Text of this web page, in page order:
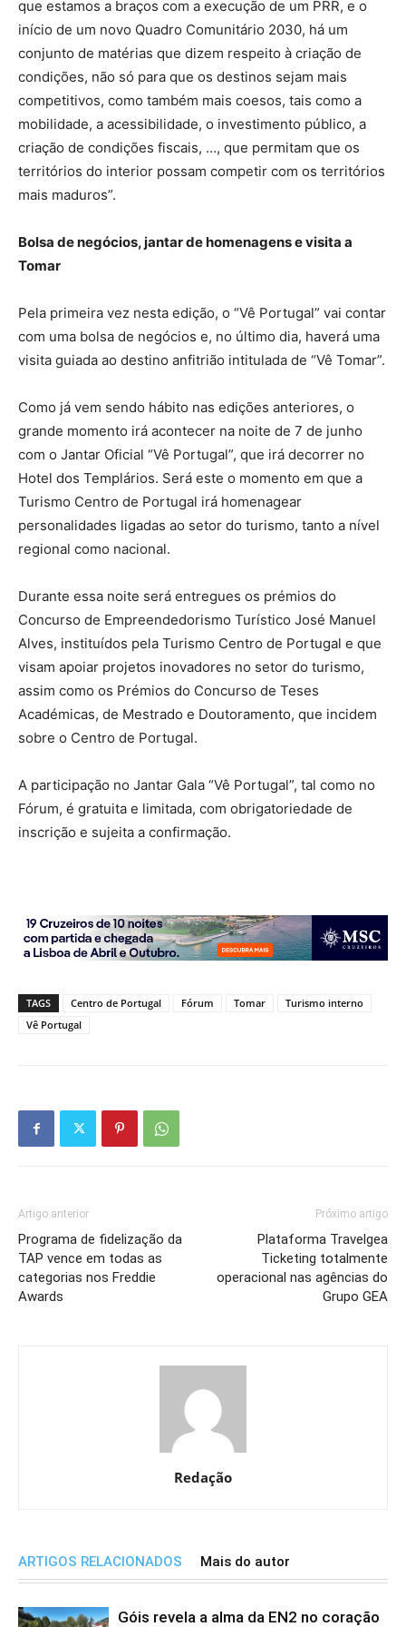
que estamos a braços com a execução de um PRR, e o
início de um novo Quadro Comunitário 2030, há um
conjunto de matérias que dizem respeito à criação de
condições, não só para que os destinos sejam mais
competitivos, como também mais coesos, tais como a
mobilidade, a acessibilidade, o investimento público, a
criação de condições fiscais, …, que permitam que os
territórios do interior possam competir com os territórios
mais maduros”.
Bolsa de negócios, jantar de homenagens e visita a
Tomar
Pela primeira vez nesta edição, o “Vê Portugal” vai contar
com uma bolsa de negócios e, no último dia, haverá uma
visita guiada ao destino anfitrião intitulada de “Vê Tomar”.
Como já vem sendo hábito nas edições anteriores, o
grande momento irá acontecer na noite de 7 de junho
com o Jantar Oficial “Vê Portugal”, que irá decorrer no
Hotel dos Templários. Será este o momento em que a
Turismo Centro de Portugal irá homenagear
personalidades ligadas ao setor do turismo, tanto a nível
regional como nacional.
Durante essa noite será entregues os prémios do
Concurso de Empreendedorismo Turístico José Manuel
Alves, instituídos pela Turismo Centro de Portugal e que
visam apoiar projetos inovadores no setor do turismo,
assim como os Prémios do Concurso de Teses
Académicas, de Mestrado e Doutoramento, que incidem
sobre o Centro de Portugal.
A participação no Jantar Gala “Vê Portugal”, tal como no
Fórum, é gratuita e limitada, com obrigatoriedade de
inscrição e sujeita a confirmação.
TAGS Centro de Portugal Fórum Tomar
Turismo interno
Vê Portugal
Artigo anterior
Programa de fidelização da
TAP vence em todas as
categorias nos Freddie
Awards
Próximo artigo
Plataforma Travelgea
Ticketing totalmente
operacional nas agências do
Grupo GEA
Redação
ARTIGOS RELACIONADOS Mais do autor
Góis revela a alma da EN2 no coração